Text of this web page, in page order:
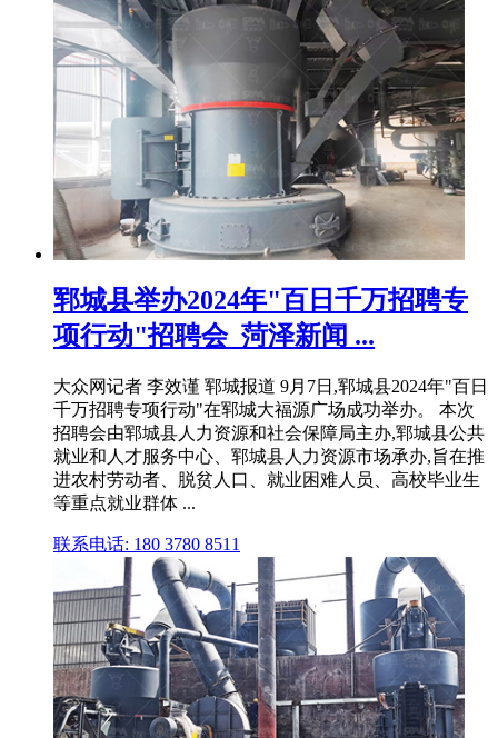
郓城县举办2024年"百日千万招聘专
项行动"招聘会_菏泽新闻 ...
大众网记者 李效谨 郓城报道 9月7日,郓城县2024年"百日
千万招聘专项行动"在郓城大福源广场成功举办。 本次
招聘会由郓城县人力资源和社会保障局主办,郓城县公共
就业和人才服务中心、郓城县人力资源市场承办,旨在推
进农村劳动者、脱贫人口、就业困难人员、高校毕业生
等重点就业群体 ...
联系电话: 180 3780 8511